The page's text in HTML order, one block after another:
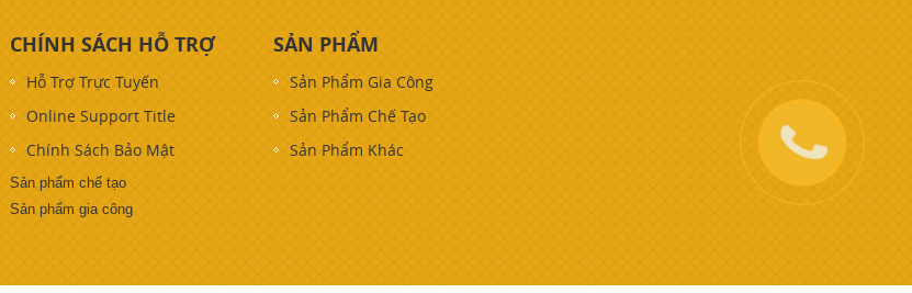
CHÍNH SÁCH HỖ TRỢ
Hỗ Trợ Trực Tuyến
Online Support Title
Chính Sách Bảo Mật
Sản phẩm chế tạo
Sản phẩm gia công
SẢN PHẨM
Sản Phẩm Gia Công
Sản Phẩm Chế Tạo
Sản Phẩm Khác